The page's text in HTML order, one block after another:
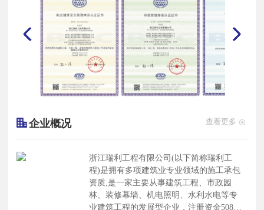
企业概况 查看更多
浙江瑞利工程有限公司(以下简称瑞利工
程)是拥有多项建筑业专业领域的施工承包
资质,是一家主要从事建筑工程、市政园
林、装修幕墙、机电照明、水利水电等专
业建筑工程的发展型企业，注册资金5088